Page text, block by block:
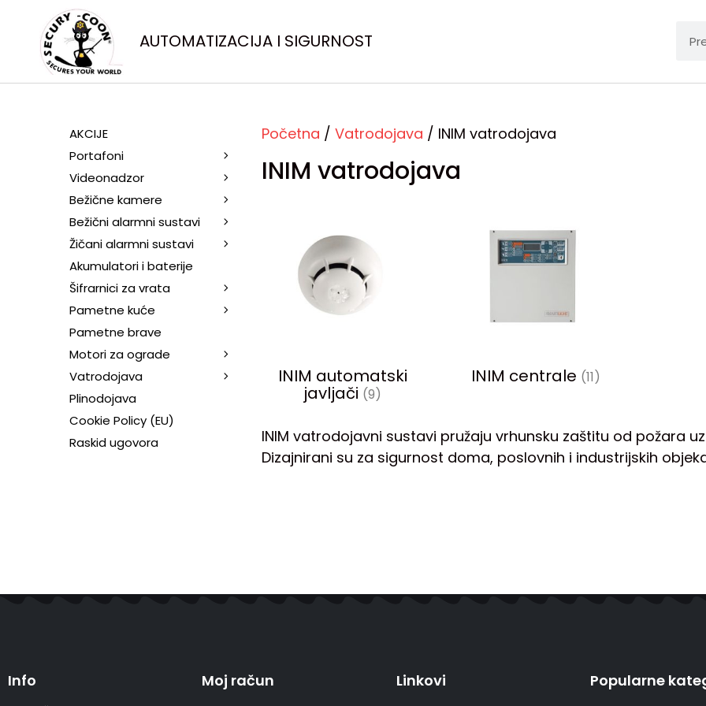
AUTOMATIZACIJA I SIGURNOST
Početna / Vatrodojava / INIM vatrodojava
INIM vatrodojava
INIM automatski
javljači (9)
INIM centrale (11)
INIM vatrodojavni sustavi pružaju vrhunsku zaštitu od požara
Dizajnirani su za sigurnost doma, poslovnih i industrijskih
AKCIJE
Portafoni
Videonadzor
Bežične kamere
Bežični alarmni sustavi
Žičani alarmni sustavi
Akumulatori i baterije
Šifrarnici za vrata
Pametne kuće
Pametne brave
Motori za ograde
Vatrodojava
Plinodojava
Cookie Policy (EU)
Raskid ugovora
Info Moj račun Linkovi Popularne